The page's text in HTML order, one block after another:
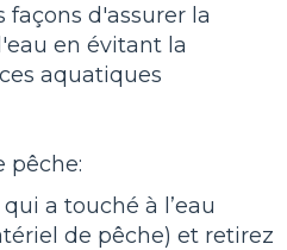
façons d'assurer la
en évitant la
aquatiques
pêche:
a touché à l’eau
de pêche) et retirez